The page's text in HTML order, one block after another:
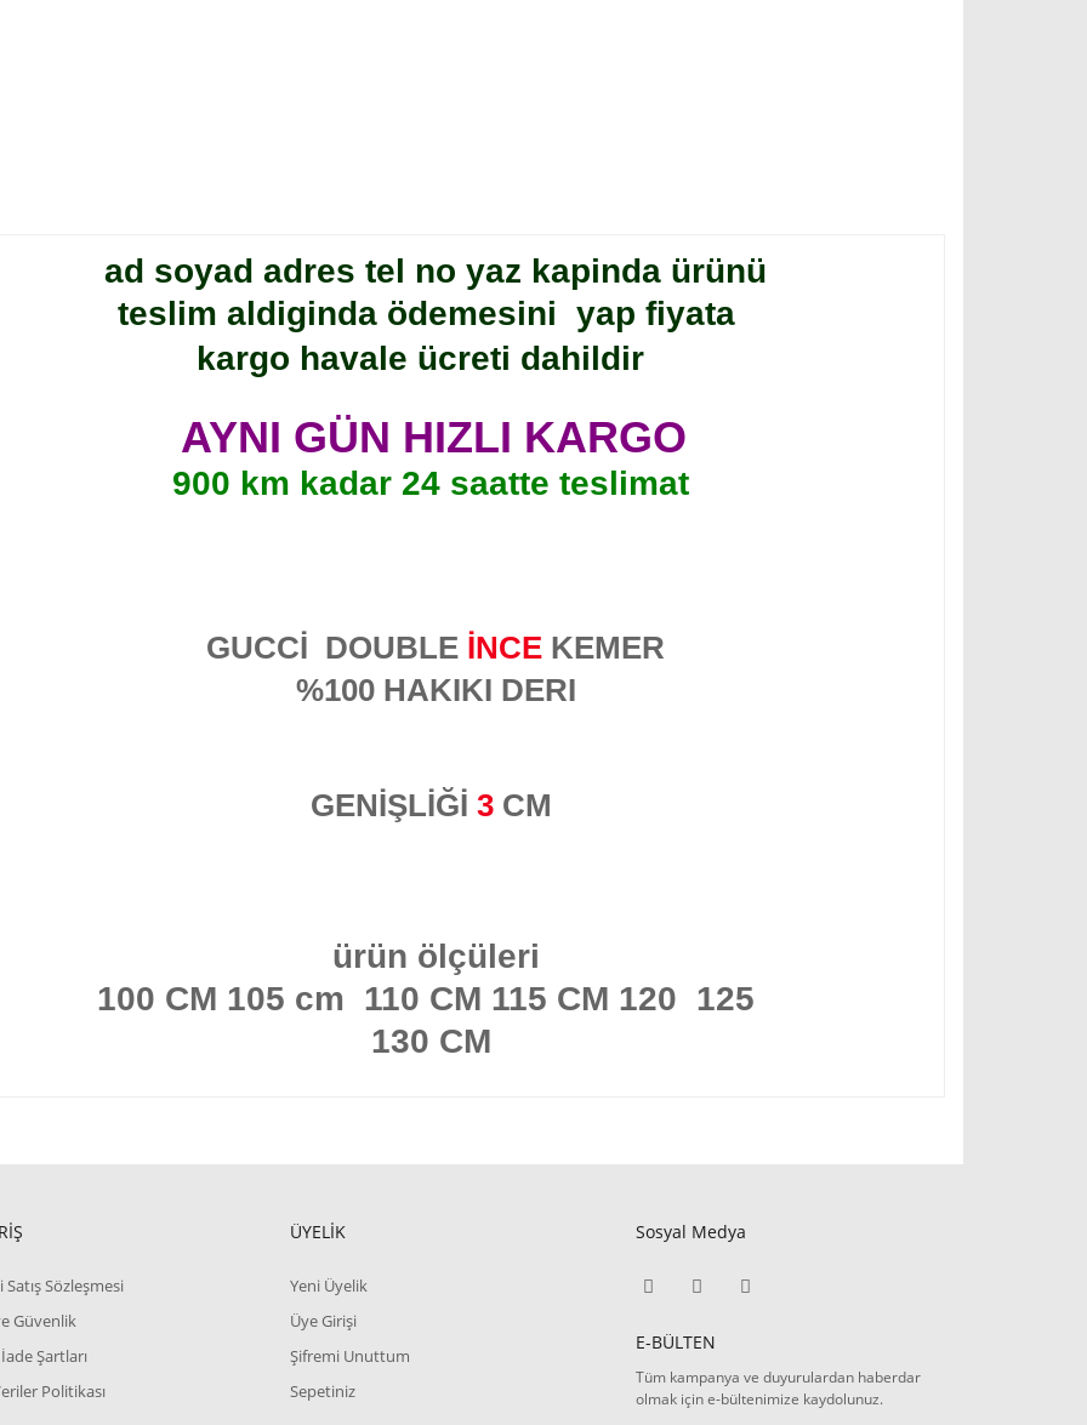
ad soyad adres tel no yaz kapinda ürünü
teslim aldiginda ödemesini yap fiyata
kargo havale ücreti dahildir
AYNI GÜN HIZLI KARGO
900 km kadar 24 saatte teslimat
GUCCİ DOUBLE İNCE KEMER
%100 HAKIKI DERI
GENİŞLİĞİ 3 CM
ürün ölçüleri
100 CM 105 cm 110 CM 115 CM 120 125
130 CM
Satış Sözleşmesi
Güvenlik
Şartları
Politikası
ÜYELİK
Yeni Üyelik
Üye Girişi
Şifremi Unuttum
Sepetiniz
Sosyal Medya
E-BÜLTEN
Tüm kampanya ve duyurulardan haberdar
olmak için e-bültenimize kaydolunuz.